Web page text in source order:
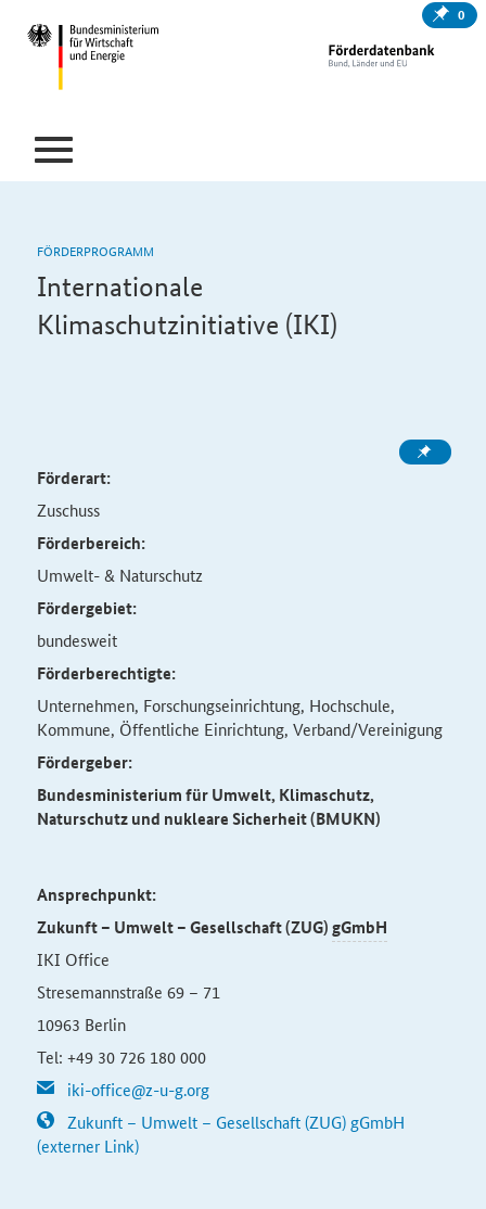
0
FÖRDERPROGRAMM
Internationale
Klimaschutzinitiative (IKI)
Förderart:
Zuschuss
Förderbereich:
Umwelt- & Naturschutz
Fördergebiet:
bundesweit
Förderberechtigte:
Unternehmen, Forschungseinrichtung, Hochschule,
Kommune, Öffentliche Einrichtung, Verband/Vereinigung
Fördergeber:
Bundesministerium für Umwelt, Klimaschutz,
Naturschutz und nukleare Sicherheit (BMUKN)
Ansprechpunkt:
Zukunft – Umwelt – Gesellschaft (ZUG)gGmbH
IKI Office
Stresemannstraße 69 – 71
10963 Berlin
Tel: +49 30 726 180 000
iki-office@z-u-g.org
Zukunft – Umwelt – Gesellschaft (ZUG) gGmbH
(externer Link)